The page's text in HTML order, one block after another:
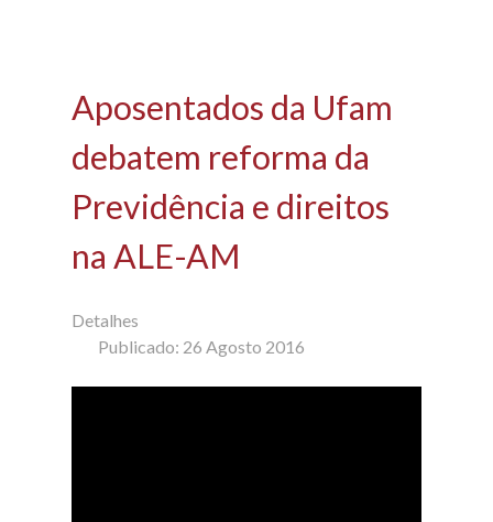
Aposentados da Ufam
debatem reforma da
Previdência e direitos
na ALE-AM
Detalhes
Publicado: 26 Agosto 2016